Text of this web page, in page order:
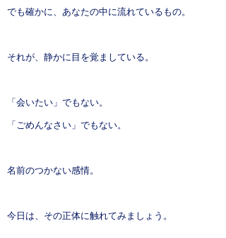
でも確かに、あなたの中に流れているもの。
それが、静かに目を覚ましている。
「会いたい」でもない。
「ごめんなさい」でもない。
名前のつかない感情。
今日は、その正体に触れてみましょう。